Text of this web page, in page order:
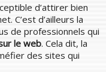
d’attirer bien
C’est d’ailleurs la
de professionnels qui
le web. Cela dit, la
des sites qui